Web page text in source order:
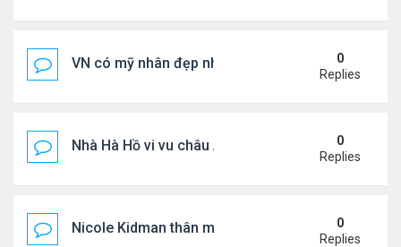
VN có mỹ nhân đẹp như búp bê bỏ showbiz lấy
0
Replies
Nhà Hà Hồ vi vu châu Âu
0
Replies
Nicole Kidman thân mật bên bf doanh nhân
0
Replies